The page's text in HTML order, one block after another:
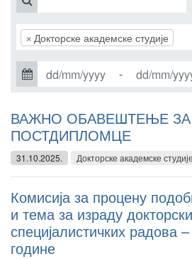
× Докторске академске студије
-
ВАЖНО ОБАВЕШТЕЊЕ ЗА
ПОСТДИПЛОМЦЕ
31.10.2025. Докторске академске студије
Комисија за процену
и тема за израду
специјалистичких радова
године